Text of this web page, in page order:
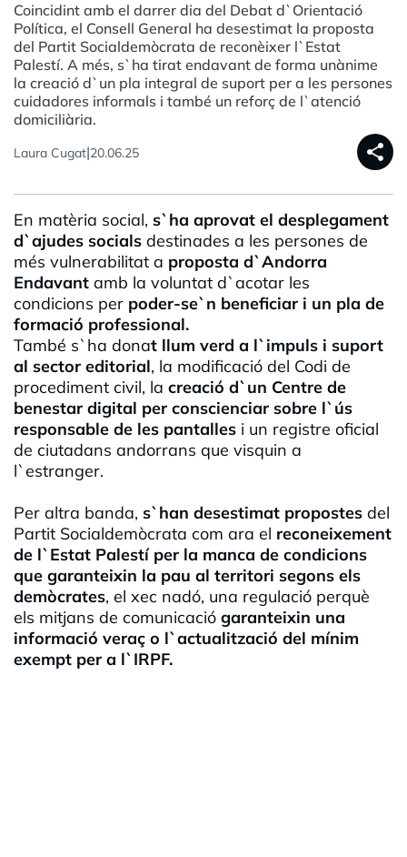
Coincidint amb el darrer dia del Debat d`Orientació
Política, el Consell General ha desestimat la proposta
del Partit Socialdemòcrata de reconèixer l`Estat
Palestí. A més, s`ha tirat endavant de forma unànime
la creació d`un pla integral de suport per a les persones
cuidadores informals i també un reforç de l`atenció
domiciliària.
Laura Cugat|20.06.25 share
En matèria social, s`ha aprovat el desplegament
d`ajudes socials destinades a les persones de
més vulnerabilitat a proposta d`Andorra
Endavant amb la voluntat d`acotar les
condicions per poder-se`n beneficiar i un pla de
formació professional.
També s`ha donat llum verd a l`impuls i suport
al sector editorial, la modificació del Codi de
procediment civil, la creació d`un Centre de
benestar digital per conscienciar sobre l`ús
responsable de les pantalles i un registre oficial
de ciutadans andorrans que visquin a
l`estranger.
Per altra banda, s`han desestimat propostes del
Partit Socialdemòcrata com ara el reconeixement
de l`Estat Palestí per la manca de condicions
que garanteixin la pau al territori segons els
demòcrates, el xec nadó, una regulació perquè
els mitjans de comunicació garanteixin una
informació veraç o l`actualització del mínim
exempt per a l`IRPF.